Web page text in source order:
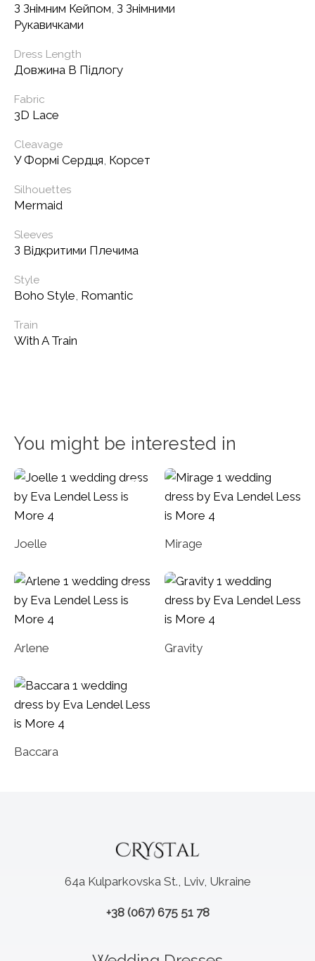
З Знімним Кейпом З Знімними
Рукавичками
Dress Length
Довжина В Підлогу
Fabric
3D Lace
Cleavage
У Формі Сердця Корсет
Silhouettes
Mermaid
Sleeves
З Відкритими Плечима
Style
Boho Style Romantic
Train
With A Train
You might be interested in
Joelle Mirage
Arlene Gravity
Baccara
64a Kulparkovska St., Lviv, Ukraine
+38 (067) 675 51 78